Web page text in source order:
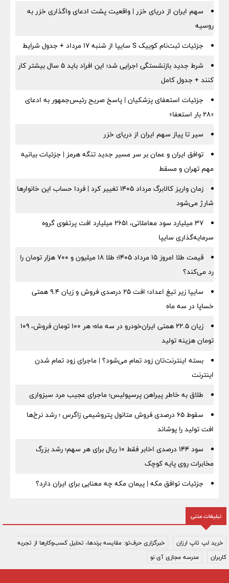
سهم ایران از دریای خزر | واقعیت پشت ادعای واگذاری خزر به
روسیه
جزئیات ثبت‌نام کوییک S سایپا از شنبه ۱۷ مرداد + جدول شرایط
شرط جدید بازنشستگی اجرایی شد؛ این افراد باید ۵ سال بیشتر کار
کنند + جدول کامل
جزئیات استعفای پزشکیان | پاسخ صریح رئیس‌جمهور به ادعای
«۲۸ بار استعفا»
سیر تا پیاز سهم ایران از دریای خزر
توافق ایران و عمان بر سر مسیر جدید تنگه هرمز | جزئیات بیانیه
مهم تهران و مسقط
زمان واریز کالابرگ مرداد ۱۴۰۵ تغییر کرد | فردا حساب این خانوارها
شارژ می‌شود
۳۷ میلیارد سود معاملاتی، ۲۶۵۱ میلیارد افت پرتفوی گروه
سرمایه‌گذاری سایپا
قیمت طلا امروز ۱۵ مرداد ۱۴۰۵؛ طلا ۱۸ میلیون و ۷۰۰ هزار تومان را
رد می‌کند؟
سایپا زیر تیغ اعداد؛ افت ۲۵ درصدی فروش و زیان ۹.۴ همتی
خساپا در سه ماه
زیان ۲۲.۵ همتی ایران‌خودرو در سه ماه؛ هر ۱۰۰ تومان فروش، ۱۰۹
تومان هزینه تولید
بسته اینترنت‌تان زود تمام می‌شود؟ | ماجرای زود تمام شدن
اینترنت
طلاق به خاطر پیراهن پرسپولیس؛ ماجرای عجیب مرد سبزواری
سقوط ۶۵ درصدی فروش متانول پتروشیمی زاگرس ؛ رشد نرخ‌ها
افت تولید را پوشاند
سود ۱۴۴ درصدی اخابر فقط ۱۰ ریال برای هر سهم؛ رشد بزرگ
مخابرات روی پایه کوچک
جزئیات توافق مکه | پیمان مکه چه معنایی برای ایران دارد؟
تبلیغات متنی
خرید لپ تاپ ارزان
خبرگزاری حرف‌تو: مقایسه برندها، تحلیل کسب‌وکارها از تجربه
کاربران
مدرسه مجازی آی نو